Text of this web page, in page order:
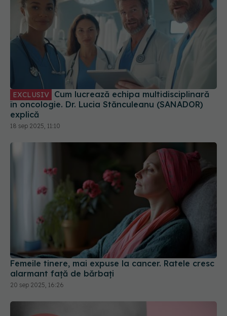
Cum lucrează echipa multidisciplinară
în oncologie. Dr. Lucia Stănculeanu (SANADOR)
explică
18 sep 2025, 11:10
Femeile tinere, mai expuse la cancer. Ratele cresc
alarmant față de bărbați
20 sep 2025, 16:26